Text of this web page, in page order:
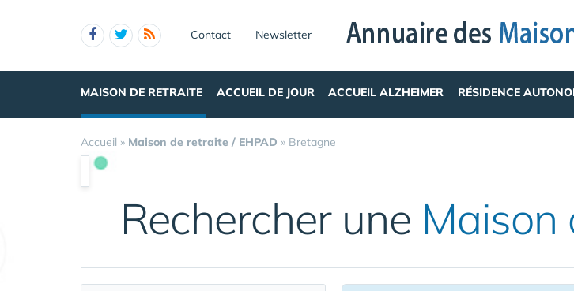
Contact Newsletter
MAISON DE RETRAITE ACCUEIL DE JOUR ACCUEIL ALZHEIMER RÉSIDENCE
Accueil » Maison de retraite / EHPAD » Bretagne
Rechercher une Maison